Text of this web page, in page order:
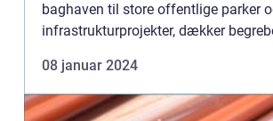
baghaven til store offentlige parker
infrastrukturprojekter, dækker
08 januar 2024